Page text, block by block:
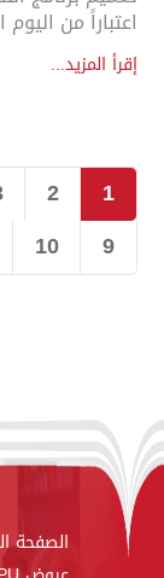
اعتباراً من اليوم
إقرأ المزيد...
1
2
9
10
الصفحة